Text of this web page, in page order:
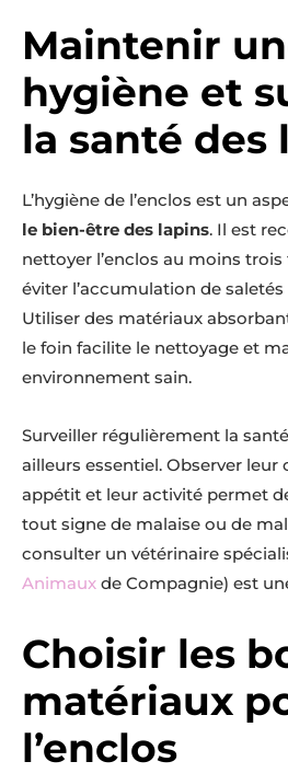
Maintenir
hygiène et
la santé des
L’hygiène de l’enclos est un
le bien-être des lapins. Il est
nettoyer l’enclos au moins
éviter l’accumulation de
Utiliser des matériaux
le foin facilite le nettoyage et
environnement sain.
Surveiller régulièrement la
ailleurs essentiel. Observer
appétit et leur activité permet
tout signe de malaise ou de
consulter un vétérinaire
Animaux de Compagnie) est
Choisir les
matériaux
l’enclos